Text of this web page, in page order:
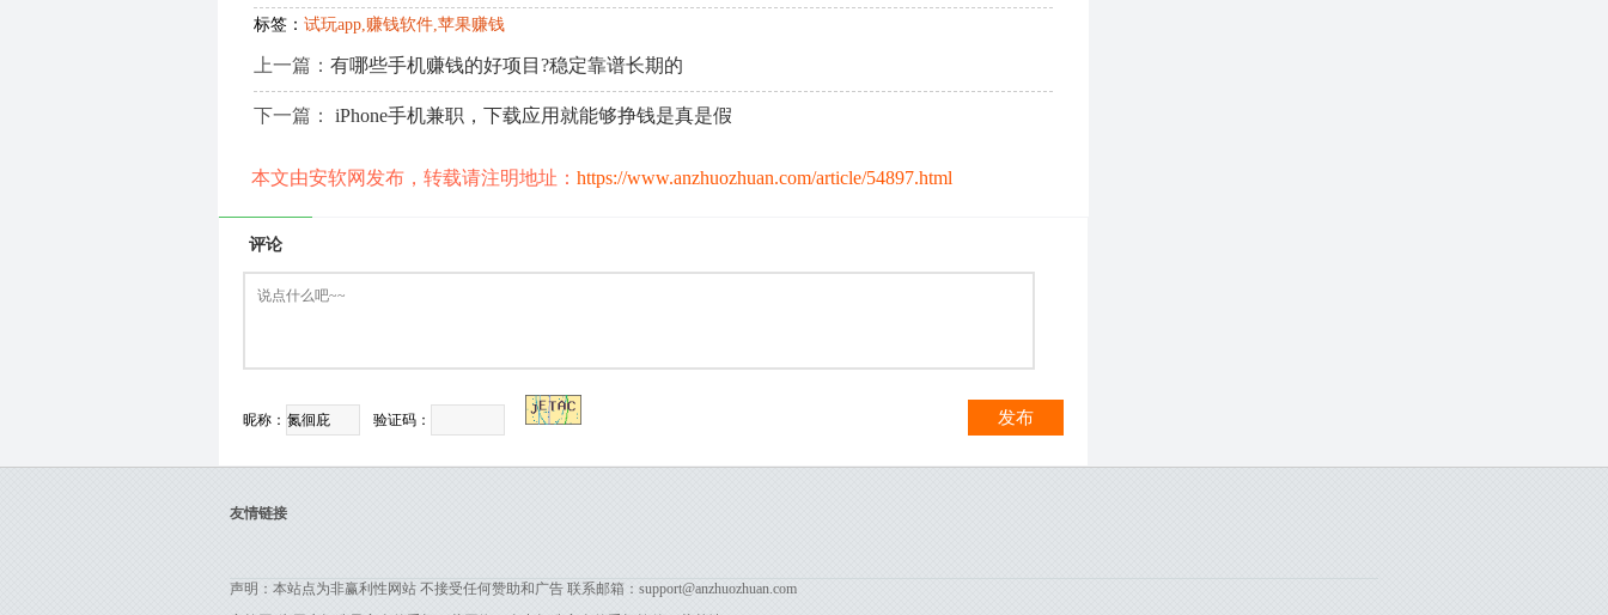
标签： 试玩app,赚钱软件,苹果赚钱
上一篇： 有哪些手机赚钱的好项目?稳定靠谱长期的
下一篇： iPhone手机兼职，下载应用就能够挣钱是真是假
本文由安软网发布，转载请注明地址： https://www.anzhuozhuan.com/article/54897.html
评论
昵称： 验证码： 发布
友情链接
声明：本站点为非赢利性网站 不接受任何赞助和广告 联系邮箱：support@anzhuozhuan.com